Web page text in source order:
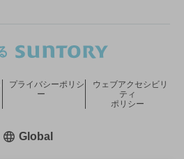
プライバシーポリシ
ー
ウェブアクセシビリ
ティ
ポリシー
Global新しいウィンドウで開く